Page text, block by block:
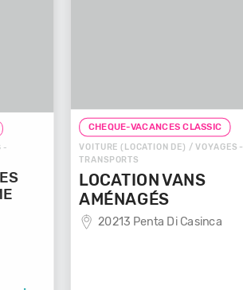
-
CHEQUE-VACANCES CLASSIC
VOITURE (LOCATION DE) / VOYAGES -
TRANSPORTS
LOCATION VANS
AMÉNAGÉS
20213 Penta Di Casinca